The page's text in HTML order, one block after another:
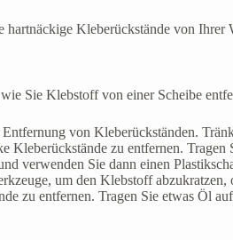
Kleberückstände von Ihrer
Sie Klebstoff von einer Scheibe
von Kleberückständen.
Kleberückstände zu entfernen.
verwenden Sie dann einen
um den Klebstoff abzukratzen,
zu entfernen. Tragen Sie etwas Öl